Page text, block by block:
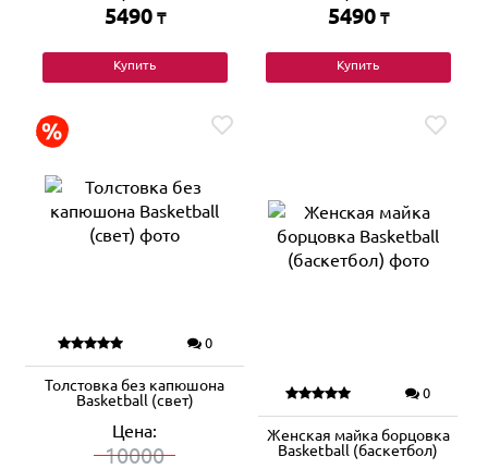
5490 ₸
Купить
5490 ₸
Купить
0
Толстовка без капюшона
Basketball (свет)
Цена:
10000
0
Женская майка борцовка
Basketball (баскетбол)